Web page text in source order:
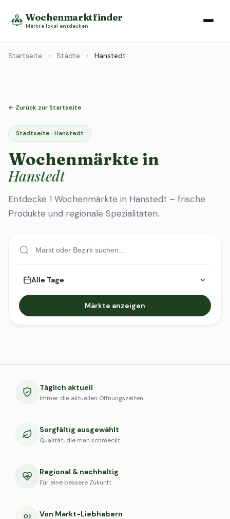
Wochenmarktfinder
Märkte lokal entdecken
Startseite › Städte › Hanstedt
← Zurück zur Startseite
Stadtseite · Hanstedt
Wochenmärkte in
Hanstedt
Entdecke 1 Wochenmärkte in Hanstedt – frische
Produkte und regionale Spezialitäten.
Alle Tage
Märkte anzeigen
Täglich aktuell
Immer die aktuellen Öffnungszeiten
Sorgfältig ausgewählt
Qualität, die man schmeckt
Regional & nachhaltig
Für eine bessere Zukunft
Von Markt-Liebhabern